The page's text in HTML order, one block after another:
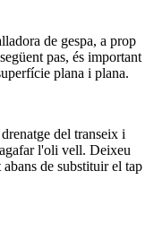
de gespa, a prop
pas, és important
plana i plana.
del transeix i
l'oli vell. Deixeu
de substituir el tap